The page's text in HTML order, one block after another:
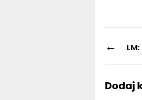
←
Dodaj